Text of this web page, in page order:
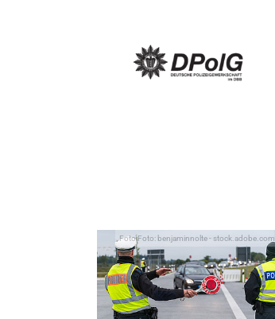
Foto:Foto: benjaminnolte - stock.adobe.com